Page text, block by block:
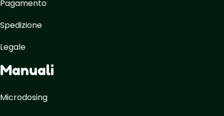
Pagamento
Spedizione
Legale
Manuali
Microdosing